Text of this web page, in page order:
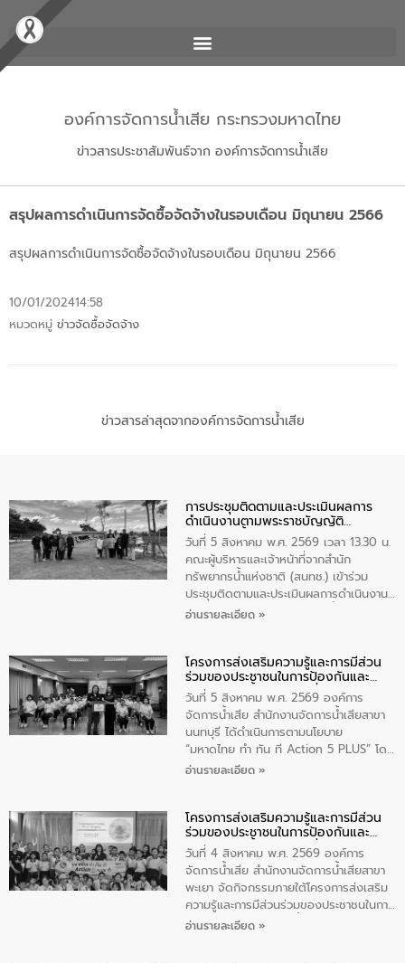
องค์การจัดการน้ำเสีย กระทรวงมหาดไทย
ข่าวสารประชาสัมพันธ์จาก องค์การจัดการน้ำเสีย
สรุปผลการดำเนินการจัดซื้อจัดจ้างในรอบเดือน มิถุนายน 2566
สรุปผลการดำเนินการจัดซื้อจัดจ้างในรอบเดือน มิถุนายน 2566
10/01/202414:58
หมวดหมู่ ข่าวจัดซื้อจัดจ้าง
ข่าวสารล่าสุดจากองค์การจัดการน้ำเสีย
การประชุมติดตามและประเมินผลการ
ดำเนินงานตามพระราชบัญญัติ
ทรัพยากรน้ำ พ.ศ. 2561 ประจำ
ปีงบประมาณ พ.ศ. 2569
วันที่ 5 สิงหาคม พ.ศ. 2569 เวลา 13.30 น.
คณะผู้บริหารและเจ้าหน้าที่จากสำนัก
ทรัพยากรน้ำแห่งชาติ (สนทช.) เข้าร่วม
ประชุมติดตามและประเมินผลการดำเนินงาน
ตามพระราชบัญญัติทรัพยากรน้ำ พ.ศ. 2561
วัดสิงห์ จังหวัดชัยนาท โดยมีนายแสงชัย
สุขชื่น นายกเทศมนตรีตำบลวัดสิงห์ คณะผู้
บริหารเทศบาลตำบลวัดสิงห์ ผู้นำชุมชน และ
ประชาชนในพื้นที่เทศบาลตำบลวัดสิงก์ที่มี
ส่วนได้ส่วนเสียในโครงก่อสร้างศูนย์บริหาร
จัดการคุณภาพน้ำเทศบาลตำบลวัดสิงห์
จังหวัดชัยนาท ให้การต้อนรับ
อ่านรายละเอียด »
โครงการส่งเสริมความรู้และการมีส่วน
ร่วมของประชาชนในการป้องกันและ
แก้ไขปัญหาน้ำเสียอย่างยั่งยืน
วันที่ 5 สิงหาคม พ.ศ. 2569 องค์การ
จัดการน้ำเสีย สำนักงานจัดการน้ำเสียสาขา
นนทบุรี ได้ดำเนินการตามนโยบาย
“มหาดไทย ทำ ทัน ที Action 5 PLUS” โดย
จัดโครงการส่งเสริมความรู้และการมีส่วน
“ชุมชนร่วมใจ น้ำใสยั่งยืน” ได้บรรยายให้
ความรู้เกี่ยวกับการจัดการน้ำเสียและการใช้
ถังดักไขมันให้แก่นักเรียนโรงเรียนวัดบ่อ
(นันทวิทยา) เทศบาลนครปากเกร็ด อำเภอ
ปากเกร็ด จังหวัดนนทบุรี จำนวน 30 คน
อ่านรายละเอียด »
โครงการส่งเสริมความรู้และการมีส่วน
ร่วมของประชาชนในการป้องกันและ
แก้ไขปัญหาน้ำเสียอย่างยั่งยืน
วันที่ 4 สิงหาคม พ.ศ. 2569 องค์การ
จัดการน้ำเสีย สำนักงานจัดการน้ำเสียสาขา
พะเยา จัดกิจกรรมภายใต้โครงการส่งเสริม
ความรู้และการมีส่วนร่วมของประชาชนในการ
ป้องกันและแก้ไขปัญหาน้ำเสียอย่างยั่งยืน
อ่านรายละเอียด »